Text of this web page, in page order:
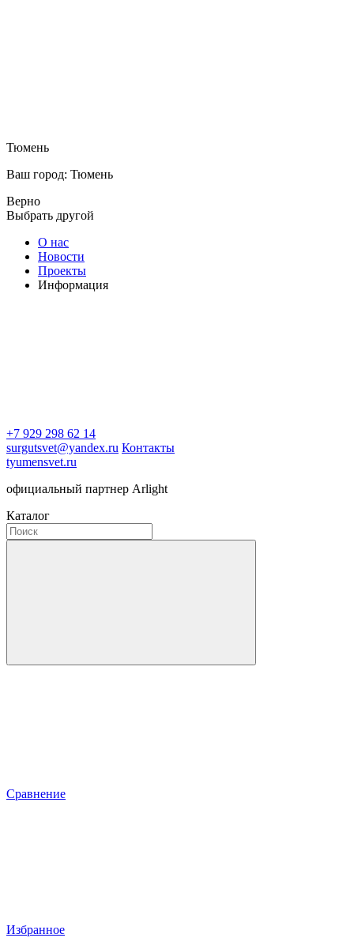
Тюмень
Ваш город: Тюмень
Верно
Выбрать другой
О нас
Новости
Проекты
Информация
+7 929 298 62 14
surgutsvet@yandex.ru Контакты
tyumensvet.ru
официальный партнер Arlight
Каталог
Сравнение
Избранное